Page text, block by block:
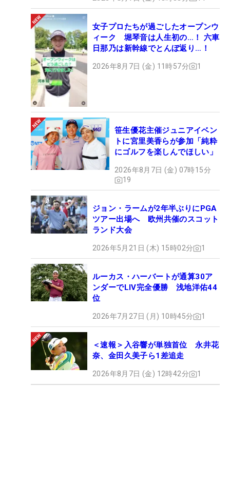
女子プロたちが過ごしたオープンウ
ィーク 堀琴音は人生初の…！ 六車
日那乃は新幹線でとんぼ返り…！
2026年8月7日 (金) 11時57分 1
笹生優花主催ジュニアイベン
トに宮里美香らが参加「純粋
にゴルフを楽しんでほしい」
2026年8月7日 (金) 07時15分
19
ジョン・ラームが2年半ぶりにPGA
ツアー出場へ 欧州共催のスコット
ランド大会
2026年5月21日 (木) 15時02分 1
ルーカス・ハーバートが通算30ア
ンダーでLIV完全優勝 浅地洋佑44
位
2026年7月27日 (月) 10時45分 1
＜速報＞入谷響が単独首位 永井花
奈、金田久美子ら1差追走
2026年8月7日 (金) 12時42分 1